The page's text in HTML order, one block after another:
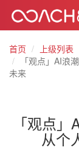
首页
上级列表
「观点」AI浪
未来
「观点
从个